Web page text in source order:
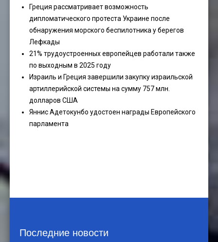
Греция рассматривает возможность
дипломатического протеста Украине после
обнаружения морского беспилотника у берегов
Лефкады
21% трудоустроенных европейцев работали также
по выходным в 2025 году
Израиль и Греция завершили закупку израильской
артиллерийской системы на сумму 757 млн.
долларов США
Яннис Адетокунбо удостоен награды Европейского
парламента
Последние новости